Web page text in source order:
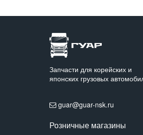
Запчасти для корейских и
японских грузовых
guar@guar-nsk.ru
Розничные магазины